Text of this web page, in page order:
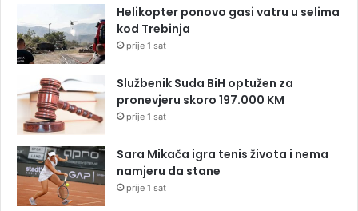
Helikopter ponovo gasi vatru u selima
kod Trebinja
prije 1 sat
Službenik Suda BiH optužen za
pronevjeru skoro 197.000 KM
prije 1 sat
Sara Mikača igra tenis života i nema
namjeru da stane
prije 1 sat